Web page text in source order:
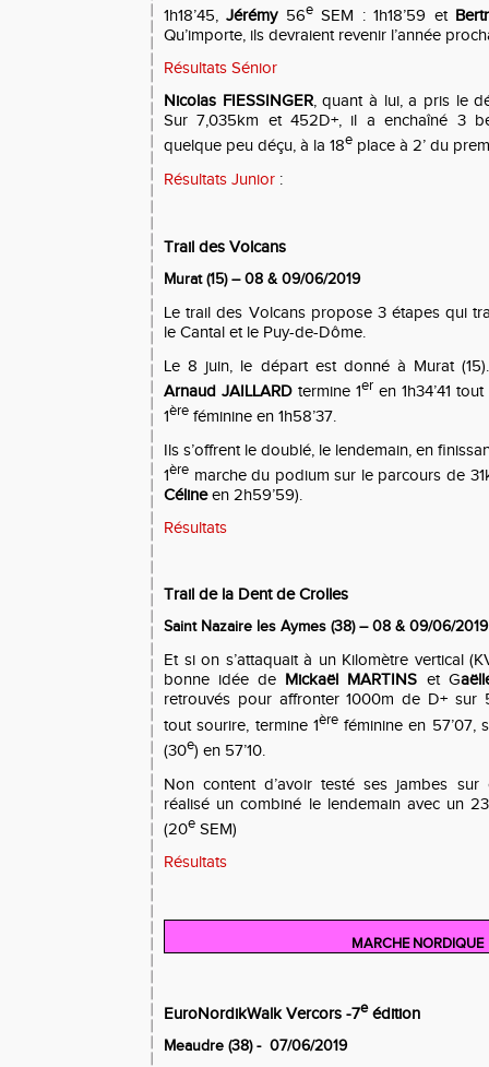
1h18’45,Jérémy56eSEM : 1h18’59 et
Qu’importe, ils devraient revenir l’année
Résultats Sénior
Nicolas FIESSINGER, quant à lui, a pris le
Sur 7,035km et 452D+, il a enchaîné 3
quelque peu déçu, à la 18e place à 2’ du
Résultats Junior :
Trail des Volcans
Murat (15) – 08 & 09/06/2019
Le trail des Volcans propose 3 étapes qui
le Cantal et le Puy-de-Dôme.
Le 8 juin, le départ est donné à Murat
Arnaud JAILLARD termine 1er en 1h34’41
1ère féminine en 1h58’37.
Ils s’offrent le doublé, le lendemain, en
1ère marche du podium sur le parcours de
Célineen 2h59’59).
Résultats
Trail de la Dent de Crolles
Saint Nazaire les Aymes (38) – 08 & 09/06/2019
Et si on s’attaquait à un Kilomètre vertical
bonne idée de Mickaël MARTINS et G
retrouvés pour affronter 1000m de D+
tout sourire, termine 1èreféminine en 57’07,
(30e) en 57’10.
Non content d’avoir testé ses jambes
réalisé un combiné le lendemain avec un
(20e SEM)
Résultats
MARCHE NORDIQUE
EuroNordikWalk Vercors -7eédition
Meaudre (38) - 07/06/2019